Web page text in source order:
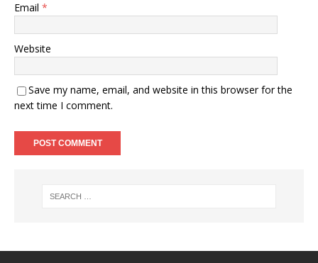
Email *
Website
Save my name, email, and website in this browser for the
next time I comment.